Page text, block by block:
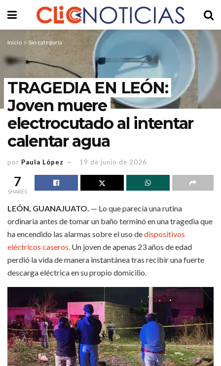
Inicio Sin categoría
TRAGEDIA EN LEÓN:
Joven muere
electrocutado al intentar
calentar agua
por Paula López 19 de junio de 2026
7
SHARES
LEÓN, GUANAJUATO. — Lo que parecía una rutina
ordinaria antes de tomar un baño terminó en una tragedia que
ha encendido las alarmas sobre el uso dedispositivos
eléctricos caseros. Un joven de apenas 23 años de edad
perdió la vida de manera instantánea tras recibir una fuerte
descarga eléctrica en su propio domicilio.